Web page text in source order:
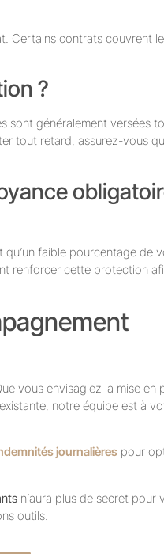
Certains contrats couvrent
?
sont généralement versées
tout retard, assurez-vous
faible pourcentage de
renforcer cette protection
vous envisagiez la mise en
notre équipe est à
journalières pour
n’aura plus de secret pour
outils.